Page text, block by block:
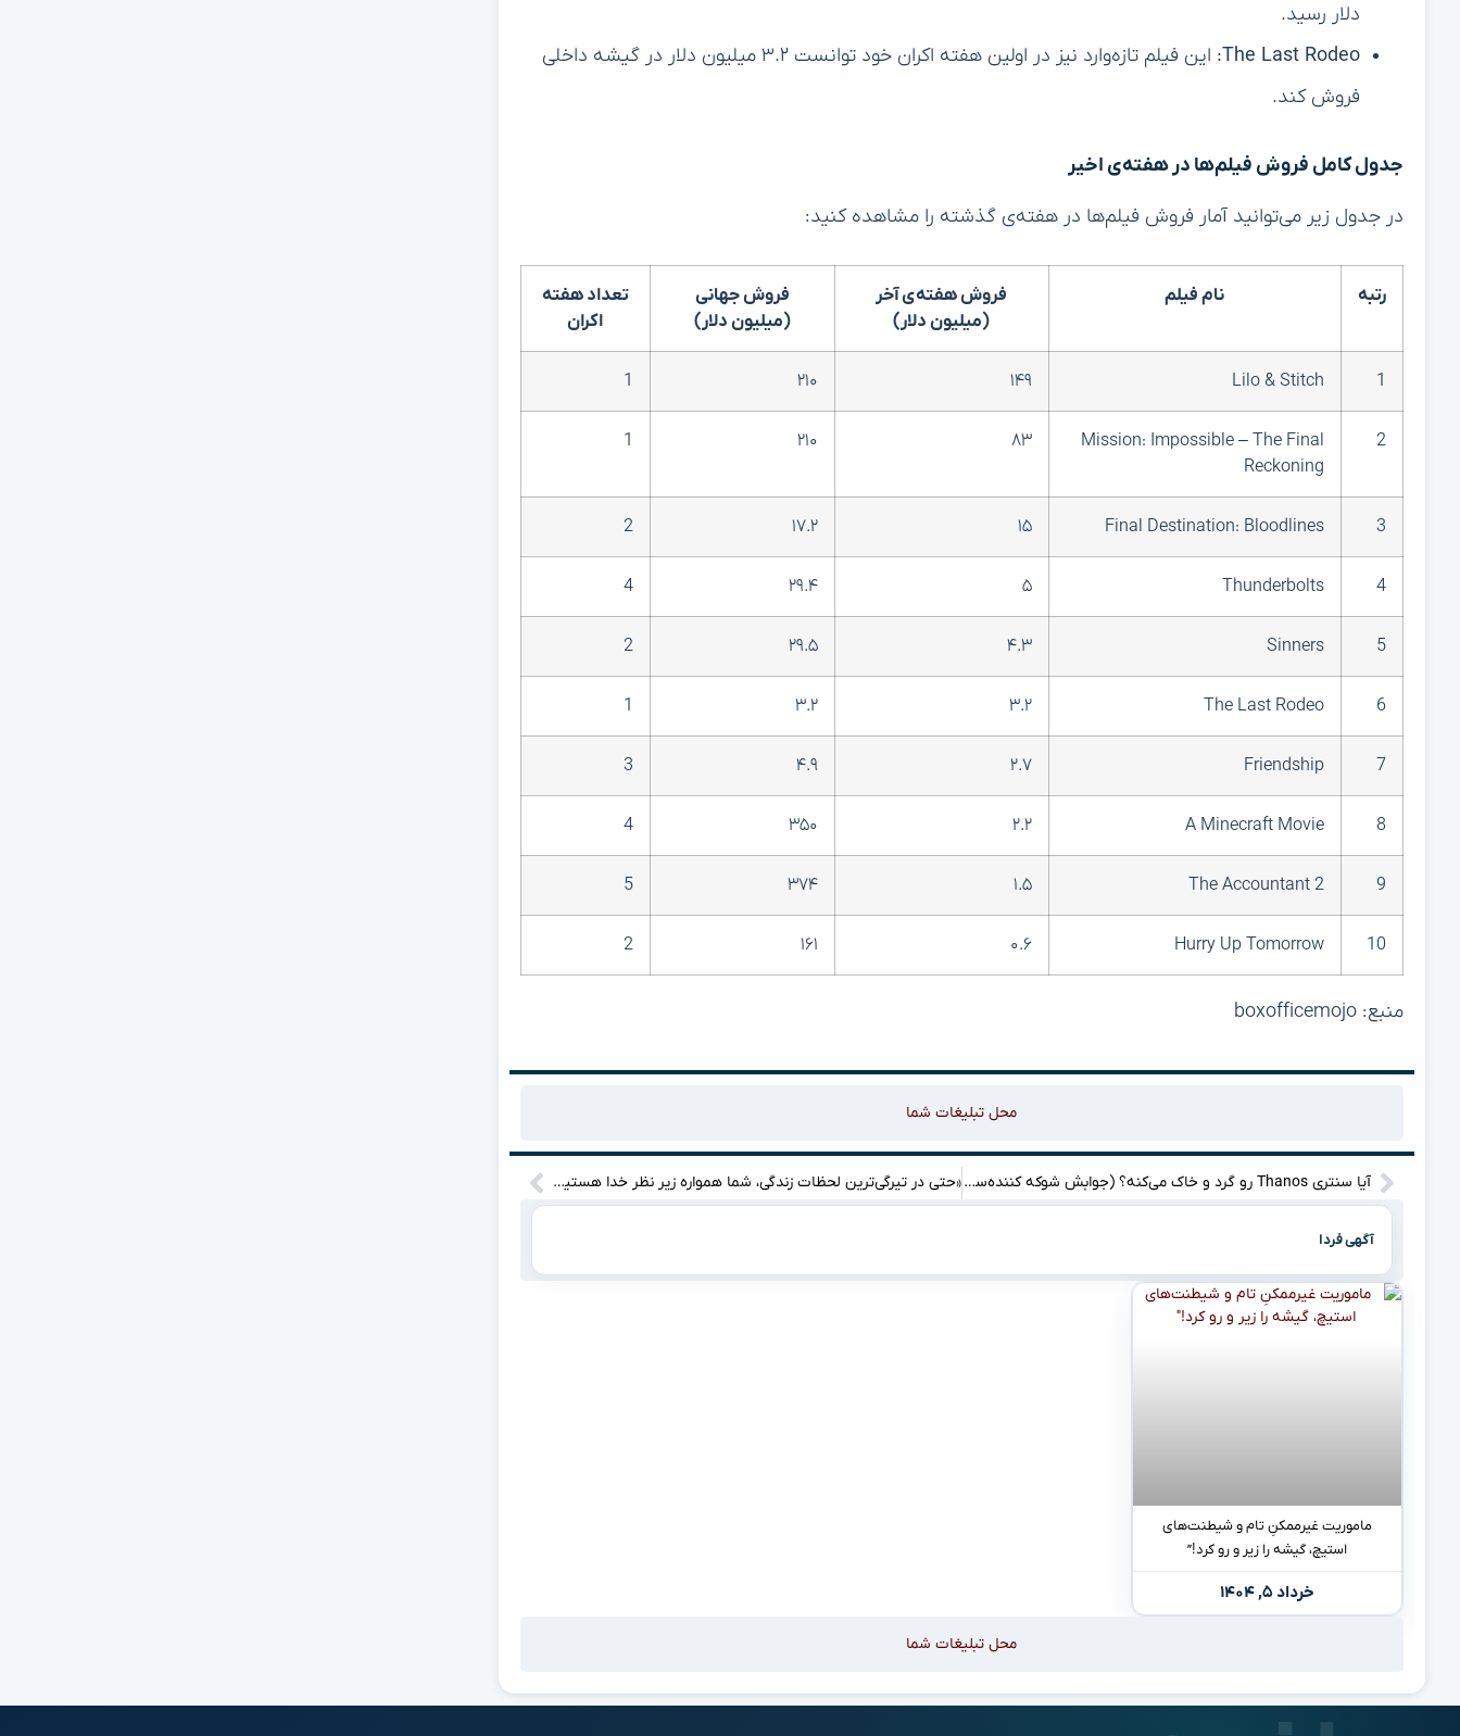
دلار رسید.
The Last Rodeo:
این فیلم تازه‌وارد نیز در اولین هفته اکران خود توانست ۳.۲ میلیون دلار در گیشه داخلی
فروش کند.
جدول کامل فروش فیلم‌ها در هفته‌ی اخیر
در جدول زیر می‌توانید آمار فروش فیلم‌ها در هفته‌ی گذشته را مشاهده کنید:
رتبه نام فیلم
فروش هفته‌ی آخر
(میلیون دلار)
فروش جهانی
(میلیون دلار)
تعداد هفته
اکران
1
Lilo & Stitch ۱۴۹ ۲۱۰ 1
2
Mission: Impossible – The Final
Reckoning
۸۳ ۲۱۰ 1
3
Final Destination: Bloodlines ۱۵ ۱۷.۲ 2
4
Thunderbolts ۵ ۲۹.۴ 4
5
Sinners ۴.۳ ۲۹.۵ 2
6
The Last Rodeo ۳.۲ ۳.۲ 1
7
Friendship ۲.۷ ۴.۹ 3
8
A Minecraft Movie ۲.۲ ۳۵۰ 4
9
The Accountant 2 ۱.۵ ۳۷۴ 5
10
Hurry Up Tomorrow ۰.۶ ۱۶۱ 2
منبع: boxofficemojo
محل تبلیغات شما
آیا سنتری Thanos رو گرد و خاک می‌کنه؟ (جوابش شوکه کننده‌ست!) «حتی در تیرگی‌ترین لحظات زندگی، شما همواره زیر نظر خدا هستید؛ نگاهی به یک موقعیت ویژه»
آگهی فردا
ماموریت غیرممکنِ تام و شیطنت‌های
استیچ، گیشه را زیر و رو کرد!”
خرداد ۵, ۱۴۰۴
محل تبلیغات شما